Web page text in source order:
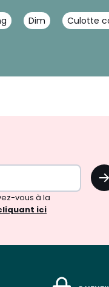
Dim Culotte
OK
vous à la
ici